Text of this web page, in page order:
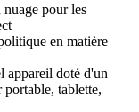
pour les
en matière
appareil doté d'un
tablette,